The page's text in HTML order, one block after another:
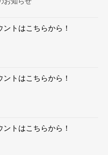
トはこちらから！
トはこちらから！
トはこちらから！